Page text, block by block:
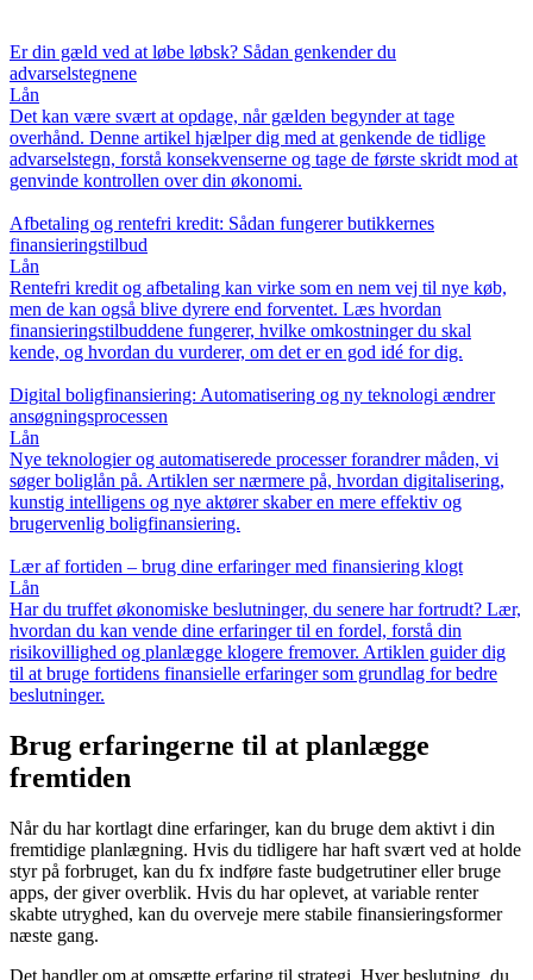
Er din gæld ved at løbe løbsk? Sådan genkender du
advarselstegnene
Lån
Det kan være svært at opdage, når gælden begynder at tage
overhånd. Denne artikel hjælper dig med at genkende de tidlige
advarselstegn, forstå konsekvenserne og tage de første skridt mod at
genvinde kontrollen over din økonomi.
Afbetaling og rentefri kredit: Sådan fungerer butikkernes
finansieringstilbud
Lån
Rentefri kredit og afbetaling kan virke som en nem vej til nye køb,
men de kan også blive dyrere end forventet. Læs hvordan
finansieringstilbuddene fungerer, hvilke omkostninger du skal
kende, og hvordan du vurderer, om det er en god idé for dig.
Digital boligfinansiering: Automatisering og ny teknologi ændrer
ansøgningsprocessen
Lån
Nye teknologier og automatiserede processer forandrer måden, vi
søger boliglån på. Artiklen ser nærmere på, hvordan digitalisering,
kunstig intelligens og nye aktører skaber en mere effektiv og
brugervenlig boligfinansiering.
Lær af fortiden – brug dine erfaringer med finansiering klogt
Lån
Har du truffet økonomiske beslutninger, du senere har fortrudt? Lær,
hvordan du kan vende dine erfaringer til en fordel, forstå din
risikovillighed og planlægge klogere fremover. Artiklen guider dig
til at bruge fortidens finansielle erfaringer som grundlag for bedre
beslutninger.
Brug erfaringerne til at planlægge
fremtiden
Når du har kortlagt dine erfaringer, kan du bruge dem aktivt i din
fremtidige planlægning. Hvis du tidligere har haft svært ved at holde
styr på forbruget, kan du fx indføre faste budgetrutiner eller bruge
apps, der giver overblik. Hvis du har oplevet, at variable renter
skabte utryghed, kan du overveje mere stabile finansieringsformer
næste gang.
Det handler om at omsætte erfaring til strategi. Hver beslutning, du